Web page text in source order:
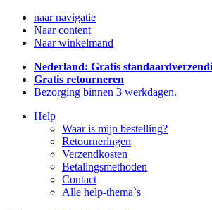
naar navigatie
Naar content
Naar winkelmand
Nederland: Gratis
Gratis retourneren
Bezorging binnen 3 werkdagen.
Help
Waar is mijn bestelling?
Retourneringen
Verzendkosten
Betalingsmethoden
Contact
Alle help-thema`s